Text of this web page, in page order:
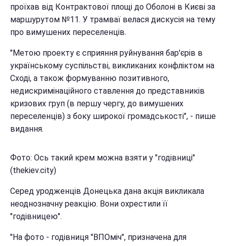
проїхав від Контрактової площі до Оболоні в Києві за
маршурутом №11. У трамваї велася дискусія на тему
про вимушених переселенців.
"Метою проекту є сприяння руйнування бар'єрів в
українському суспільстві, викликаних конфліктом на
Сході, а також формуванню позитивного,
недискримінаційного ставлення до представників
кризових груп (в першу чергу, до вимушених
переселенців) з боку широкої громадськості", - пише
видання.
Фото: Ось такий крем можна взяти у "годівниці"
(thekiev.city)
Серед уродженців Донецька дана акція викликала
неоднозначну реакцію. Вони охрестили її
"годівницею".
"На фото - годівниця "ВПОміч", призначена для